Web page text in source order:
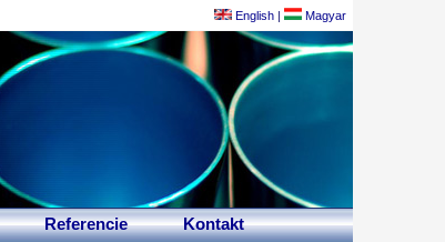
English | Magyar
Referencie Kontakt